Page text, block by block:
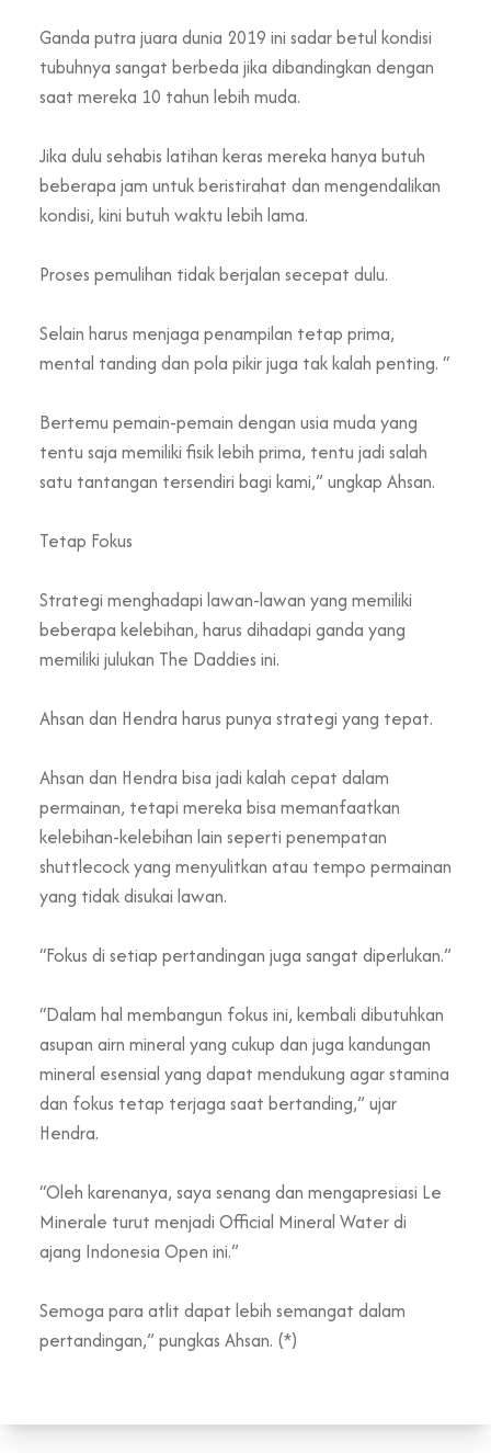
Ganda putra juara dunia 2019 ini sadar betul kondisi
tubuhnya sangat berbeda jika dibandingkan dengan
saat mereka 10 tahun lebih muda.
Jika dulu sehabis latihan keras mereka hanya butuh
beberapa jam untuk beristirahat dan mengendalikan
kondisi, kini butuh waktu lebih lama.
Proses pemulihan tidak berjalan secepat dulu.
Selain harus menjaga penampilan tetap prima,
mental tanding dan pola pikir juga tak kalah penting. “
Bertemu pemain-pemain dengan usia muda yang
tentu saja memiliki fisik lebih prima, tentu jadi salah
satu tantangan tersendiri bagi kami,” ungkap Ahsan.
Tetap Fokus
Strategi menghadapi lawan-lawan yang memiliki
beberapa kelebihan, harus dihadapi ganda yang
memiliki julukan The Daddies ini.
Ahsan dan Hendra harus punya strategi yang tepat.
Ahsan dan Hendra bisa jadi kalah cepat dalam
permainan, tetapi mereka bisa memanfaatkan
kelebihan-kelebihan lain seperti penempatan
shuttlecock yang menyulitkan atau tempo permainan
yang tidak disukai lawan.
“Fokus di setiap pertandingan juga sangat diperlukan.”
“Dalam hal membangun fokus ini, kembali dibutuhkan
asupan airn mineral yang cukup dan juga kandungan
mineral esensial yang dapat mendukung agar stamina
dan fokus tetap terjaga saat bertanding,” ujar
Hendra.
“Oleh karenanya, saya senang dan mengapresiasi Le
Minerale turut menjadi Official Mineral Water di
ajang Indonesia Open ini.”
Semoga para atlit dapat lebih semangat dalam
pertandingan,” pungkas Ahsan. (*)